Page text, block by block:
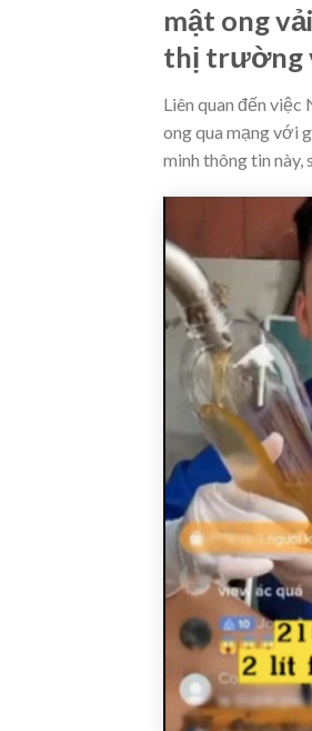
mật ong
thị trường
Liên quan đến
ong qua mạng với
minh thông tin